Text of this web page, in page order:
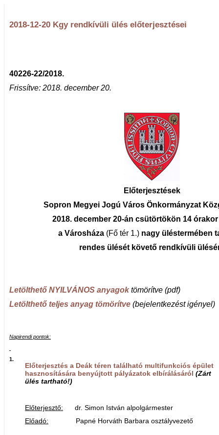
2018-12-20 Kgy rendkívüli ülés előterjesztései
40226-22/2018.
Frissítve: 2018. december 20.
Előterjesztések
Sopron Megyei Jogú Város Önkormányzat
2018. december 20-án csütörtökön 14
a Városháza (Fő tér 1.)nagy üléstermében
rendes ülését követő rendkívüli
Letölthető NYILVÁNOS anyagoktömörítve (pdf)
Letölthető teljes anyag tömörítve (bejelentkezést igényel)
Napirendi pontok:
1.
Előterjesztés a Deák téren található multifunkciós épület
hasznosítására benyújtott pályázatok elbírálásáról (Zárt
ülés tartható!)
Előterjesztő: dr. Simon István alpolgármester
Előadó: Papné Horváth Barbara osztályvezető